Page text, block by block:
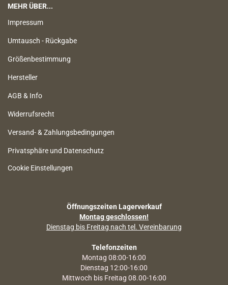
MEHR ÜBER...
Impressum
Umtausch - Rückgabe
Größenbestimmung
Hersteller
AGB & Info
Widerrufsrecht
Versand- & Zahlungsbedingungen
Privatsphäre und Datenschutz
Cookie Einstellungen
Öffnungszeiten Lagerverkauf
Montag geschlossen!
Dienstag bis Freitag nach tel. Vereinbarung
Telefonzeiten
Montag 08:00-16:00
Dienstag 12:00-16:00
Mittwoch bis Freitag 08.00-16:00